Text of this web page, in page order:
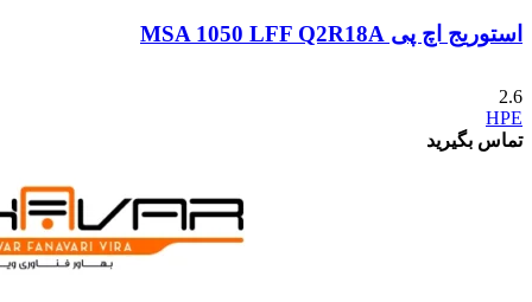
استوریج اچ پی MSA 1050 LFF Q2R18A
2.6
HPE
تماس بگیرید